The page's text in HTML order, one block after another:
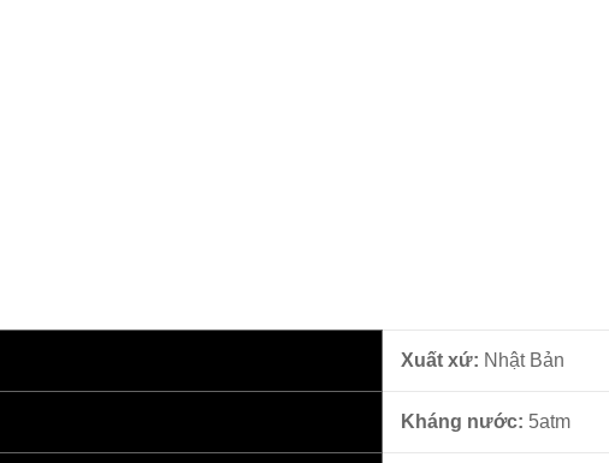
Xuất xứ: Nhật Bản
Kháng nước: 5atm